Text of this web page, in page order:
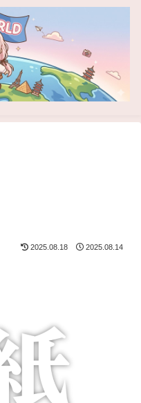
2025.08.18 2025.08.14